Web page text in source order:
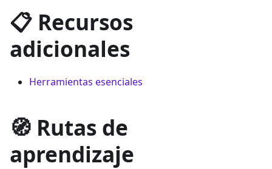
📋 Recursos
adicionales
Herramientas esenciales
🧭 Rutas de
aprendizaje